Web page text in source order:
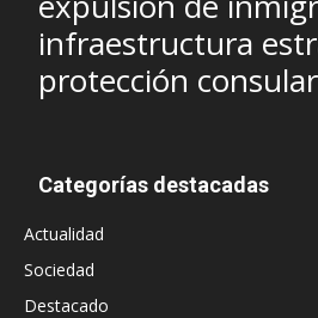
infraestructura
protección consular
Categorías destacadas
Actualidad
Sociedad
Destacado